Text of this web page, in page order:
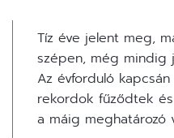
Tíz éve jelent meg,
szépen, még mindig
Az évforduló
rekordok fűződtek
a máig meghatározó